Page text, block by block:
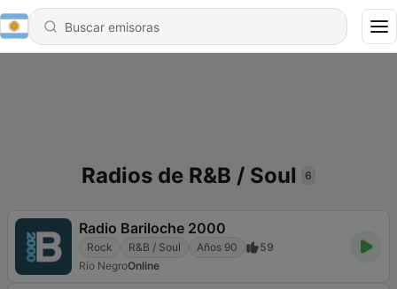
Radios de R&B / Soul 6
Radio Bariloche 2000
Rock R&B / Soul Años 90
59
Río NegroOnline